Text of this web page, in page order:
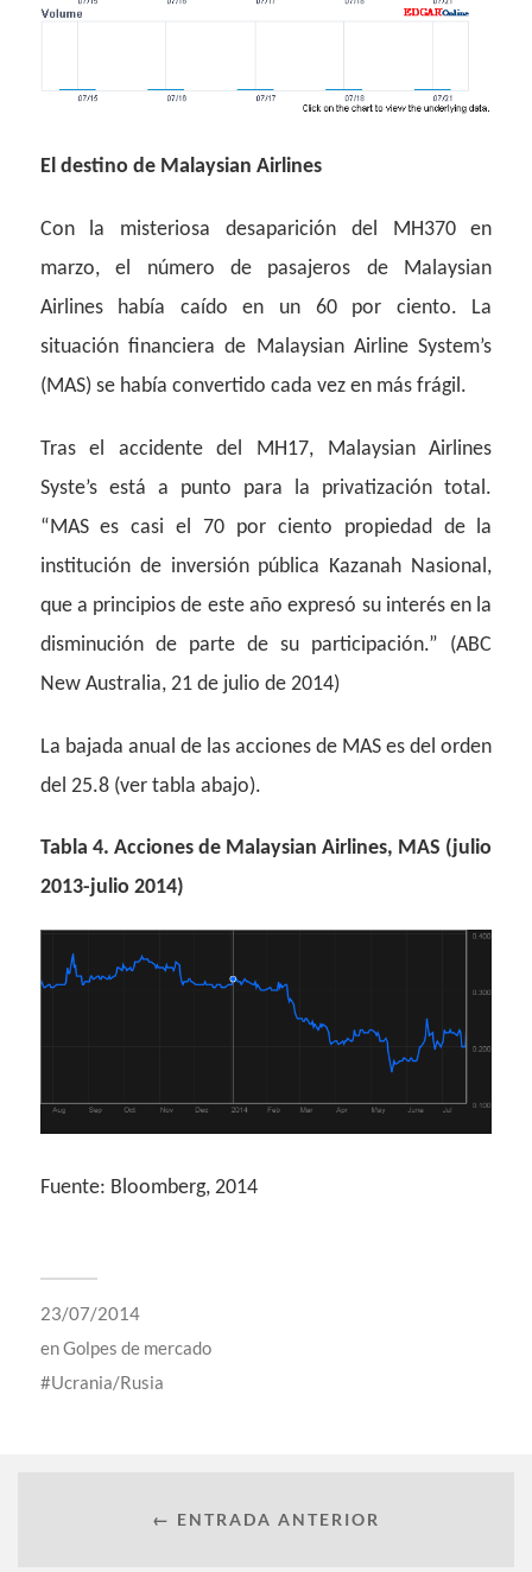
El destino de Malaysian Airlines
Con la misteriosa desaparición del MH370 en
marzo, el número de pasajeros de Malaysian
Airlines había caído en un 60 por ciento. La
situación financiera de Malaysian Airline System’s
(MAS) se había convertido cada vez en más frágil.
Tras el accidente del MH17, Malaysian Airlines
Syste’s está a punto para la privatización total.
“MAS es casi el 70 por ciento propiedad de la
institución de inversión pública Kazanah Nasional,
que a principios de este año expresó su interés en la
disminución de parte de su participación.” (ABC
New Australia, 21 de julio de 2014)
La bajada anual de las acciones de MAS es del orden
del 25.8 (ver tabla abajo).
Tabla 4. Acciones de Malaysian Airlines, MAS (julio
2013-julio 2014)
Fuente: Bloomberg, 2014
23/07/2014
enGolpes de mercado
Ucrania/Rusia
← ENTRADA ANTERIOR